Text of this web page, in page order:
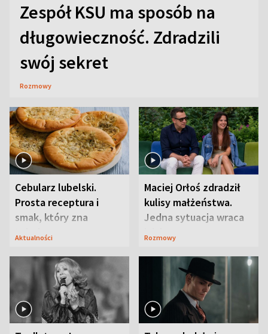
Zespół KSU ma sposób na
długowieczność. Zdradzili
swój sekret
Rozmowy
Cebularz lubelski.
Prosta receptura i
smak, który zna
Lubelszczyzna
Aktualności
Maciej Orłoś zdradził
kulisy małżeństwa.
Jedna sytuacja wraca
jak bumerang
Rozmowy